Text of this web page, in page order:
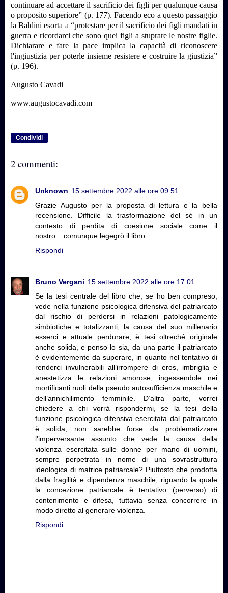
continuare ad accettare il sacrificio dei figli per qualunque causa
o proposito superiore” (p. 177). Facendo eco a questo passaggio
la Baldini esorta a “protestare per il sacrificio dei figli mandati in
guerra e ricordarci che sono quei figli a stuprare le nostre figlie.
Dichiarare e fare la pace implica la capacità di riconoscere
l'ingiustizia per poterle insieme resistere e costruire la giustizia”
(p. 196).
Augusto Cavadi
www.augustocavadi.com
Condividi
2 commenti:
Unknown 15 settembre 2022 alle ore 09:51
Grazie Augusto per la proposta di lettura e la bella
recensione. Difficile la trasformazione del sè in un
contesto di perdita di coesione sociale come il
nostro....comunque legegrò il libro.
Rispondi
Bruno Vergani 15 settembre 2022 alle ore 17:01
Se la tesi centrale del libro che, se ho ben compreso,
vede nella funzione psicologica difensiva del patriarcato
dal rischio di perdersi in relazioni patologicamente
simbiotiche e totalizzanti, la causa del suo millenario
esserci e attuale perdurare, è tesi oltreché originale
anche solida, e penso lo sia, da una parte il patriarcato
è evidentemente da superare, in quanto nel tentativo di
renderci invulnerabili all’irrompere di eros, imbriglia e
anestetizza le relazioni amorose, ingessendole nei
mortificanti ruoli della pseudo autosufficienza maschile e
dell’annichilimento femminile. D’altra parte, vorrei
chiedere a chi vorrà rispondermi, se la tesi della
funzione psicologica difensiva esercitata dal patriarcato
è solida, non sarebbe forse da problematizzare
l’imperversante assunto che vede la causa della
violenza esercitata sulle donne per mano di uomini,
sempre perpetrata in nome di una sovrastruttura
ideologica di matrice patriarcale? Piuttosto che prodotta
dalla fragilità e dipendenza maschile, riguardo la quale
la concezione patriarcale è tentativo (perverso) di
contenimento e difesa, tuttavia senza concorrere in
modo diretto al generare violenza.
Rispondi